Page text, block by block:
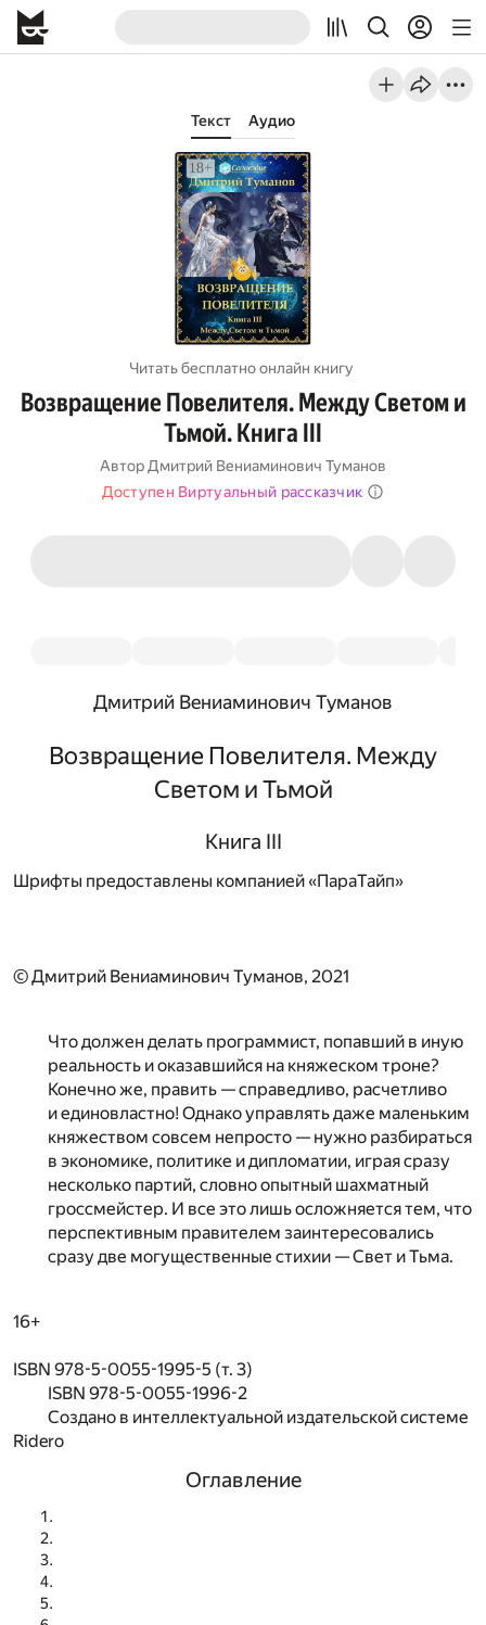
Текст Аудио
Читать бесплатно онлайн книгу
Возвращение Повелителя. Между Светом и
Тьмой. Книга III
Автор Дмитрий Вениаминович Туманов
Доступен Виртуальный рассказчик
Дмитрий Вениаминович Туманов
Возвращение Повелителя. Между
Светом и Тьмой
Книга III
Шрифты предоставлены компанией «ПараТайп»
© Дмитрий Вениаминович Туманов, 2021
Что должен делать программист, попавший в иную
реальность и оказавшийся на княжеском троне?
Конечно же, править — справедливо, расчетливо
и единовластно! Однако управлять даже маленьким
княжеством совсем непросто — нужно разбираться
в экономике, политике и дипломатии, играя сразу
несколько партий, словно опытный шахматный
гроссмейстер. И все это лишь осложняется тем, что
перспективным правителем заинтересовались
сразу две могущественные стихии — Свет и Тьма.
16+
ISBN 978-5-0055-1995-5 (т. 3)
ISBN 978-5-0055-1996-2
Создано в интеллектуальной издательской системе
Ridero
Оглавление